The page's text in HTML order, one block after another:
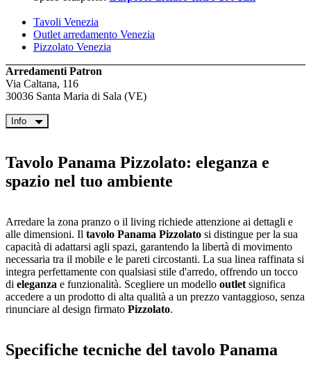
Tavoli Venezia
Outlet arredamento Venezia
Pizzolato Venezia
Arredamenti Patron
Via Caltana, 116
30036 Santa Maria di Sala (VE)
Info
Tavolo Panama Pizzolato: eleganza e
spazio nel tuo ambiente
Arredare la zona pranzo o il living richiede attenzione ai dettagli e
alle dimensioni. Il tavolo Panama Pizzolato si distingue per la sua
capacità di adattarsi agli spazi, garantendo la libertà di movimento
necessaria tra il mobile e le pareti circostanti. La sua linea raffinata si
integra perfettamente con qualsiasi stile d'arredo, offrendo un tocco
di eleganza e funzionalità. Scegliere un modello outlet significa
accedere a un prodotto di alta qualità a un prezzo vantaggioso, senza
rinunciare al design firmato Pizzolato.
Specifiche tecniche del tavolo Panama